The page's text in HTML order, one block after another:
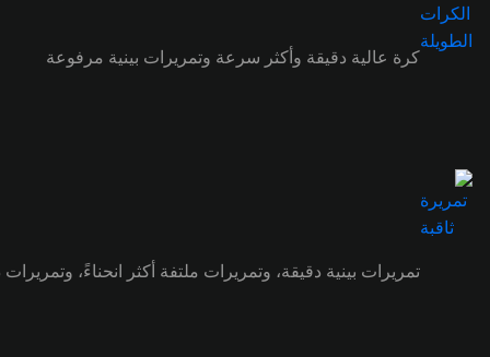
كرة عالية دقيقة وأكثر سرعة وتمريرات بينية مرفوعة
تمريرات بينية دقيقة، وتمريرات ملتفة أكثر انحناءً،